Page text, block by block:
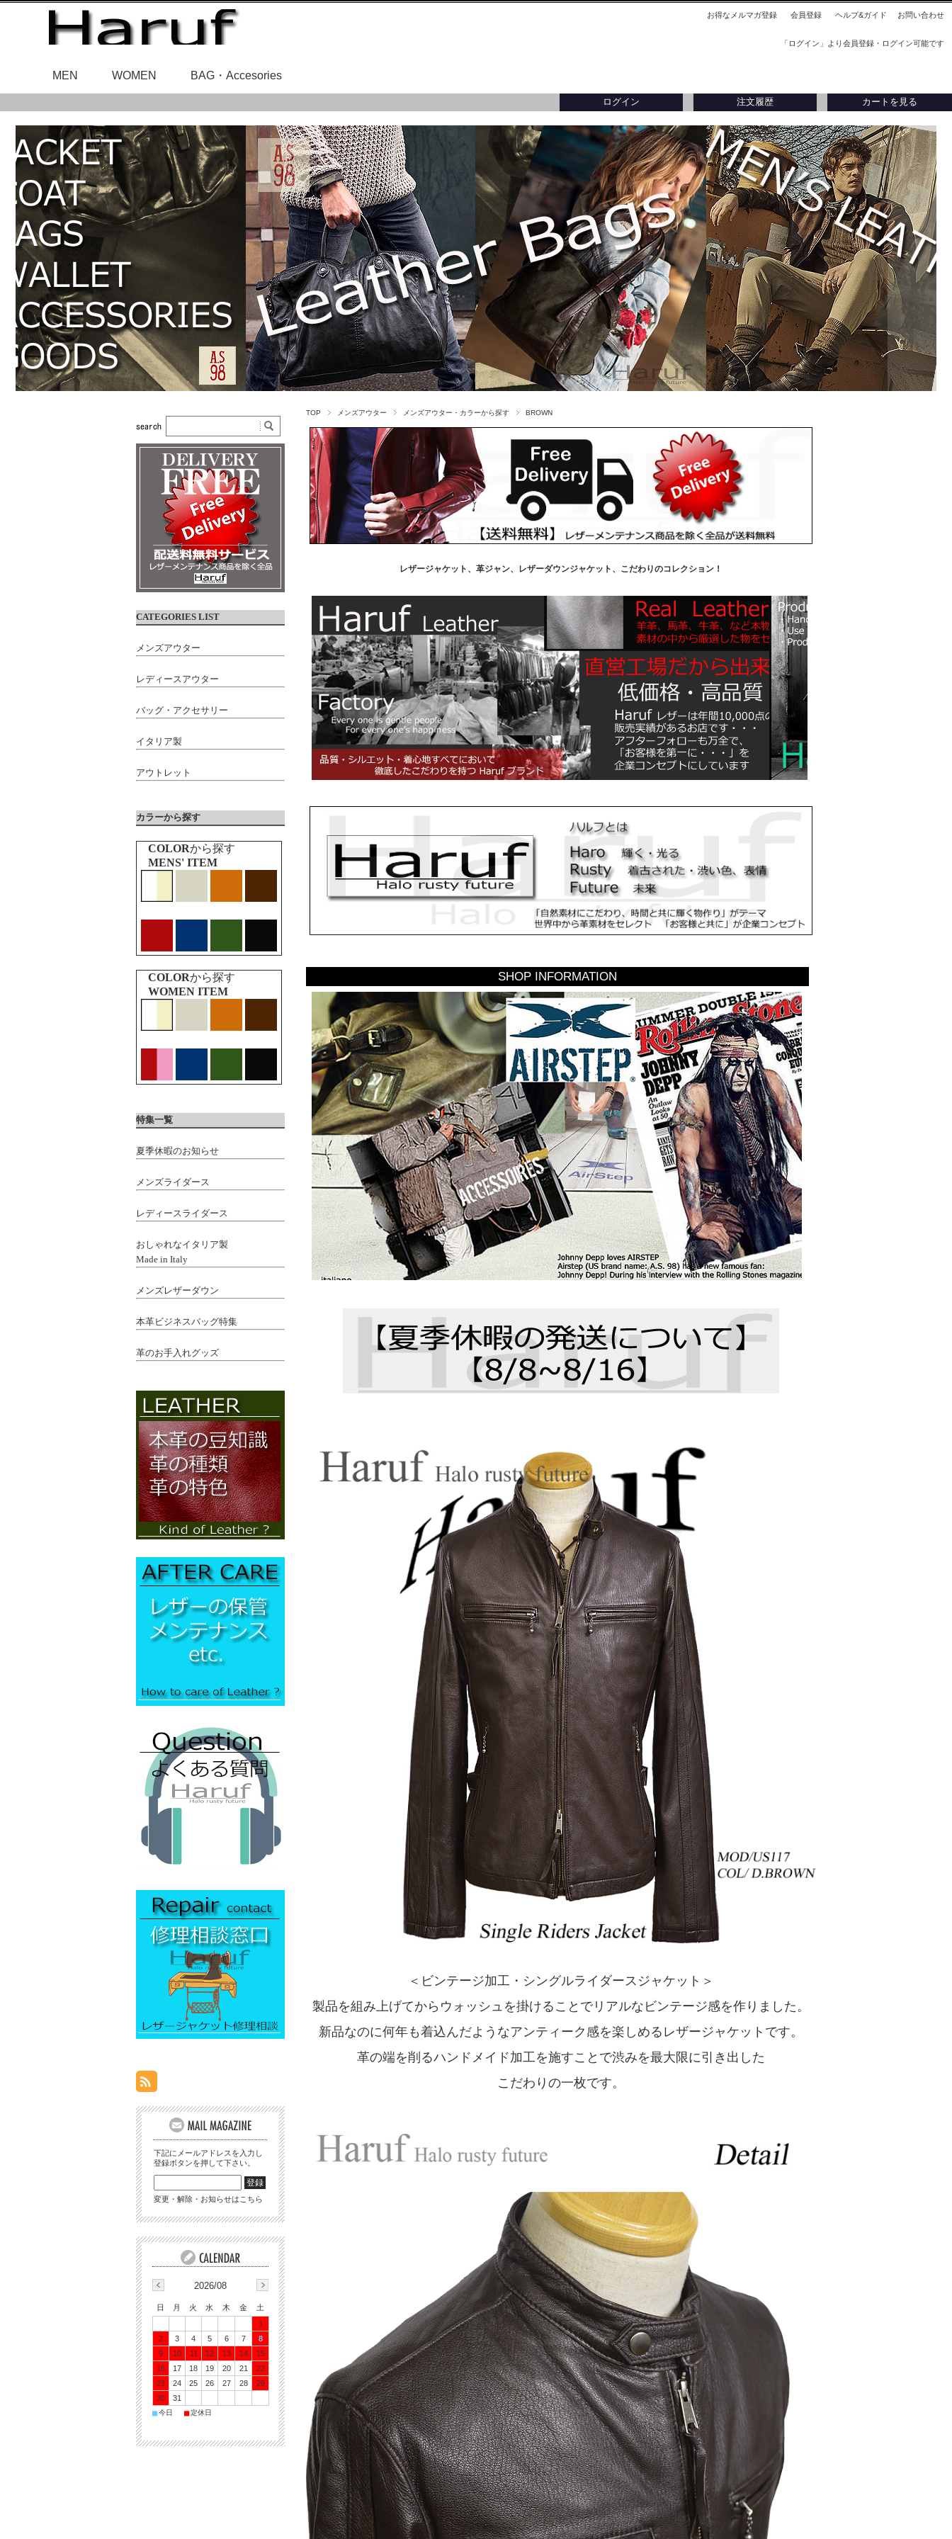
お得なメルマガ登録 会員登録 ヘルプ&ガイド お問い合わせ
「ログイン」より会員登録・ログイン可能です
MEN
メンズアウター／トップス バッグ・アクセサリー イタリア製 アウトレット
メンズアウター全てを見る
WOMEN
レディースアウター／トップス バッグ・アクセサリー イタリア製 アウトレット
レディースアウター全てを見る
BAG・Accesories
レザーバッグ 財布・小銭入れ・キーケース カードケース・名刺入れ
ベルト・ブレスレット メガネ・パスポート・ブックカバー イタリア製
バッグ・アクセサリー全てを見る
ログイン 注文履歴 カートを見る
TOP メンズアウター メンズアウター・カラーから探す BROWN
レザージャケット、革ジャン、レザーダウンジャケット、こだわりのコレクション！
SHOP INFORMATION
＜ビンテージ加工・シングルライダースジャケット＞
製品を組み上げてからウォッシュを掛けることでリアルなビンテージ感を作りました。
新品なのに何年も着込んだようなアンティーク感を楽しめるレザージャケットです。
革の端を削るハンドメイド加工を施すことで渋みを最大限に引き出した
こだわりの一枚です。
CATEGORIES LIST
メンズアウター
レディースアウター
バッグ・アクセサリー
イタリア製
アウトレット
カラーから探す
COLORから探す
MENS' ITEM
COLORから探す
WOMEN ITEM
特集一覧
夏季休暇のお知らせ
メンズライダース
レディースライダース
おしゃれなイタリア製
Made in Italy
メンズレザーダウン
本革ビジネスバッグ特集
革のお手入れグッズ
下記にメールアドレスを入力し
登録ボタンを押して下さい。
変更・解除・お知らせはこちら
2026/08
日 月 火 水 木 金
土
1
2
3 4 5 6 7
8
9
10 11 12 13 14
15
16
17 18 19 20 21
22
23
24 25 26 27 28
29
30
31
■今日 ■定休日